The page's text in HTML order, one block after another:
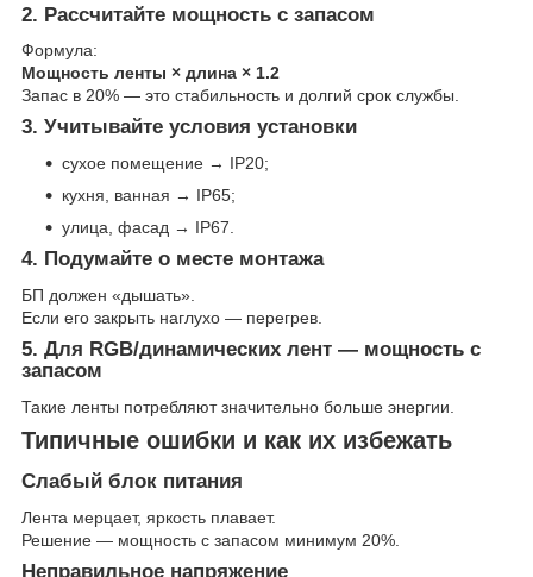
2. Рассчитайте мощность с запасом
Формула:
Мощность ленты × длина × 1.2
Запас в 20% — это стабильность и долгий срок службы.
3. Учитывайте условия установки
сухое помещение → IP20;
кухня, ванная → IP65;
улица, фасад → IP67.
4. Подумайте о месте монтажа
БП должен «дышать».
Если его закрыть наглухо — перегрев.
5. Для RGB/динамических лент — мощность с
запасом
Такие ленты потребляют значительно больше энергии.
Типичные ошибки и как их избежать
Слабый блок питания
Лента мерцает, яркость плавает.
Решение — мощность с запасом минимум 20%.
Неправильное напряжение